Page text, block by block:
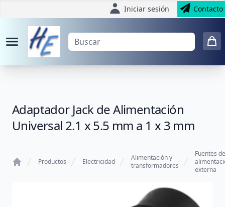
Iniciar sesión Contacto
Adaptador Jack de Alimentación
Universal 2.1 x 5.5 mm a 1 x 3 mm
Productos Electricidad
Alimentación y
transformadores
Fuentes de
externa